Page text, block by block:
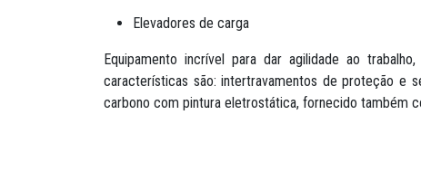
Elevadores de carga
Equipamento incrível para dar agilidade ao
características são: intertravamentos de proteção e
carbono com pintura eletrostática, fornecido também